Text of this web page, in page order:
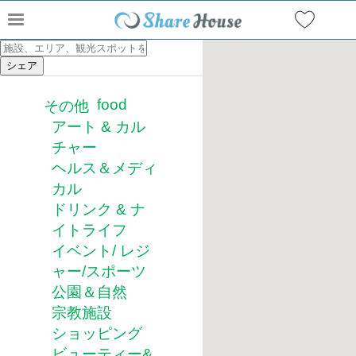
その他 food
アート & カル
チャー
ヘルス＆メディ
カル
ドリンク & ナ
イトライフ
イベント/ レジ
ャー/スポーツ
公園＆自然
宗教施設
ショッピング